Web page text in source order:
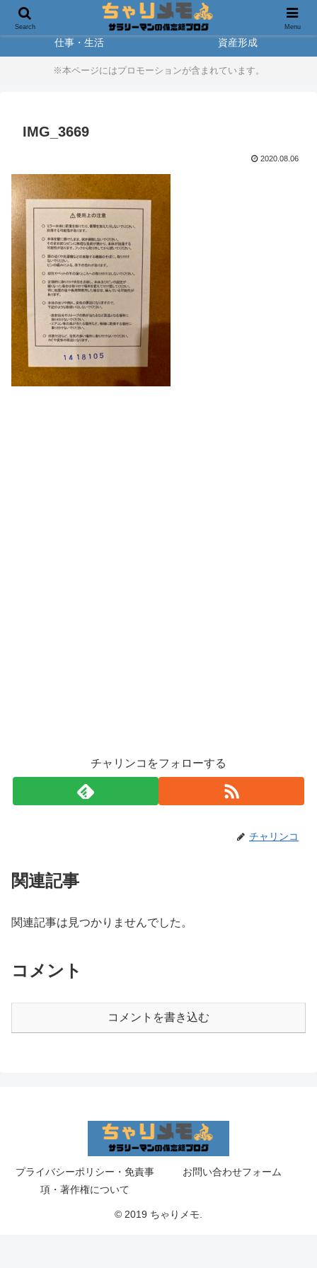
製品レビュー
仕事・生活 資産形成
※本ページにはプロモーションが含まれています。
IMG_3669
2020.08.06
チャリンコをフォローする
チャリンコ
関連記事
関連記事は見つかりませんでした。
コメント
コメントを書き込む
プライバシーポリシー・免責事
項・著作権について
お問い合わせフォーム
© 2019 ちゃりメモ.
Search Menu